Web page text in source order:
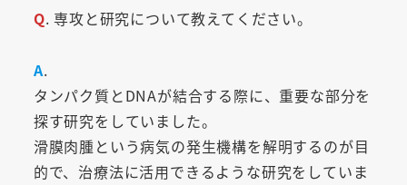
Q. 専攻と研究について教えてください。
A.
タンパク質とDNAが結合する際に、重要な部分を
探す研究をしていました。
滑膜肉腫という病気の発生機構を解明するのが目
的で、治療法に活用できるような研究をしていま